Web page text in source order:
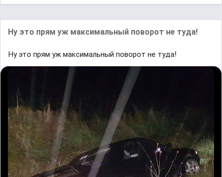
Ну это прям уж максимальный поворот не туда!
Ну это прям уж максимальный поворот не туда!